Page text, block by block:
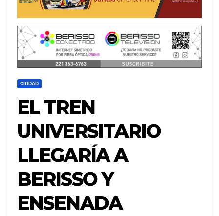
CIUDAD
EL TREN
UNIVERSITARIO
LLEGARÍA A
BERISSO Y
ENSENADA